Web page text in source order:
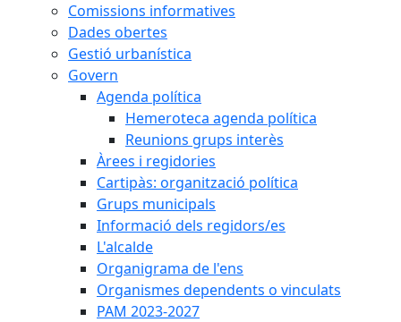
Comissions informatives
Dades obertes
Gestió urbanística
Govern
Agenda política
Hemeroteca agenda política
Reunions grups interès
Àrees i regidories
Cartipàs: organització política
Grups municipals
Informació dels regidors/es
L'alcalde
Organigrama de l'ens
Organismes dependents o vinculats
PAM 2023-2027